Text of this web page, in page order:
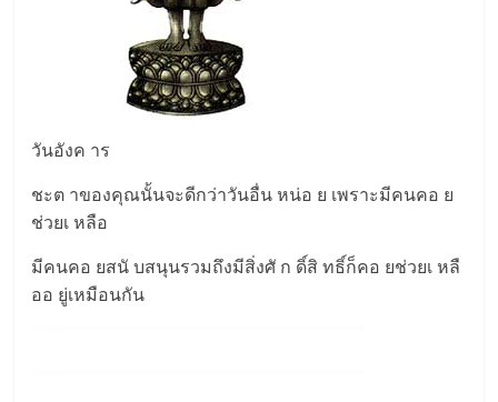
วันอังค าร
ชะต าของคุณนั้นจะดีกว่าวันอื่น หน่อ ย เพราะมีคนคอ ย
ช่วยเ หลือ
มีคนคอ ยสนั บสนุนรวมถึงมีสิ่งศั ก ดิ์สิ ทธิ์ก็คอ ยช่วยเ หลื
ออ ยู่เหมือนกัน